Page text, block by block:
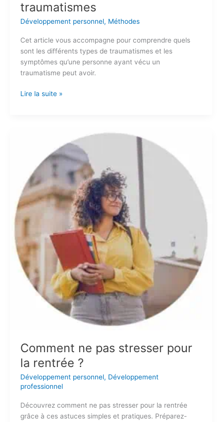
traumatismes
Développement personnel, Méthodes
Cet article vous accompagne pour comprendre quels
sont les différents types de traumatismes et les
symptômes qu’une personne ayant vécu un
traumatisme peut avoir.
Lire la suite »
Comment ne pas stresser pour
la rentrée ?
Développement personnel, Développement
professionnel
Découvrez comment ne pas stresser pour la rentrée
grâce à ces astuces simples et pratiques. Préparez-
stresser
pour
la
rentrée
?